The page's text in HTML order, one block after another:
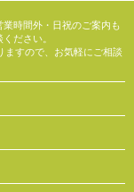
時間外・日祝のご案内も
ださい。
すので、お気軽にご相談